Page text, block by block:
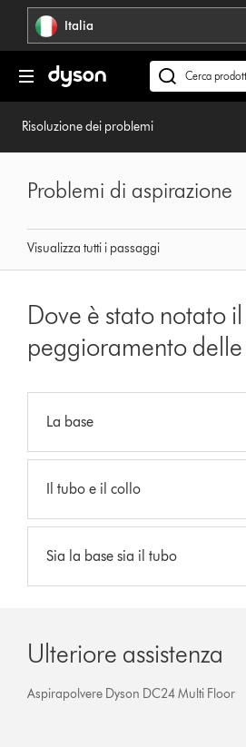
navigazione Italia
Cerca
su
Risoluzione dei problemi
Visualizza tutti i passaggi
Problemi di aspirazione
Dove è stato notato il
peggioramento
La base
Il tubo e il collo
Sia la base sia il tubo
Ulteriore assistenza
Aspirapolvere Dyson DC24 Multi Floor